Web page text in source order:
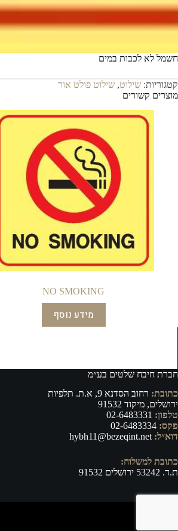
חשמל לא לכבות במים
קטגוריות: שילוט, שילוט פולט אור
מוצרים קשורים
NO SMOKING
מידע נוסף
חברת חיבח שלטים בע״מ
כתובת:
רחוב הסדנא 9, א.ת. תלפיות
ירושלים, מיקוד 91532
טלפון: 02-6483331
פקס:
דוא״ל: hybh11@bezeqint.net
כתובת למשלוח:
ת.ד. 53242 ירושלים 91532